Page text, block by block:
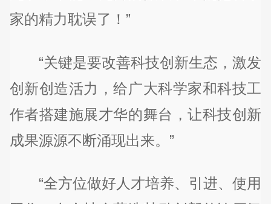
家的精力耽误了！”
“关键是要改善科技创新生态，激发
创新创造活力，给广大科学家和科技工
作者搭建施展才华的舞台，让科技创新
成果源源不断涌现出来。”
“全方位做好人才培养、引进、使用